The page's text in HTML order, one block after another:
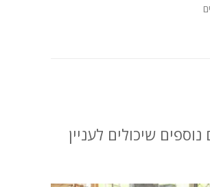
נוספים שיכולים לעניין